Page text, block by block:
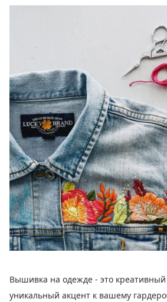
Вышивка на одежде - это креативный
уникальный акцент к вашему